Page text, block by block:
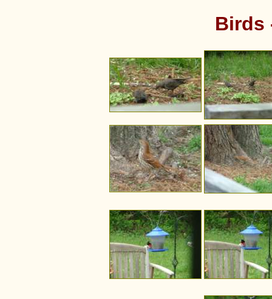
Birds